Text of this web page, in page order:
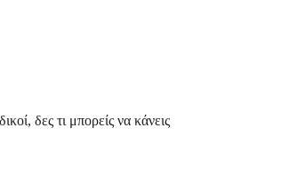
δες τι μπορείς να κάνεις